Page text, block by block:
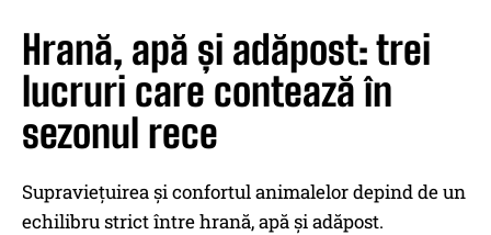
Hrană, apă și adăpost: trei
lucruri care contează în
sezonul rece
Supraviețuirea și confortul animalelor depind de un
echilibru strict între hrană, apă și adăpost.